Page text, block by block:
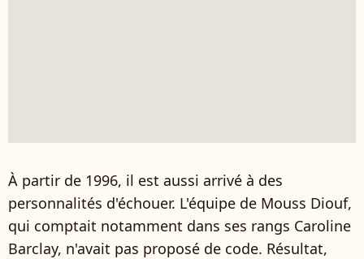
À partir de 1996, il est aussi arrivé à des
personnalités d'échouer. L'équipe de Mouss Diouf,
qui comptait notamment dans ses rangs Caroline
Barclay, n'avait pas proposé de code. Résultat,